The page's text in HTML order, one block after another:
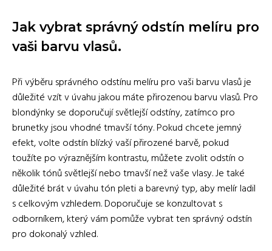
Jak vybrat správný odstín melíru pro
vaši barvu vlasů.
Při výběru správného odstínu melíru pro vaši barvu vlasů je
důležité vzít v úvahu jakou máte přirozenou barvu vlasů. Pro
blondýnky se doporučují světlejší odstíny, zatímco pro
brunetky jsou vhodné tmavší tóny. Pokud chcete jemný
efekt, volte odstín blízký vaší přirozené barvě, pokud
toužíte po výraznějším kontrastu, můžete zvolit odstín o
několik tónů světlejší nebo tmavší než vaše vlasy. Je také
důležité brát v úvahu tón pleti a barevný typ, aby melír ladil
s celkovým vzhledem. Doporučuje se konzultovat s
odborníkem, který vám pomůže vybrat ten správný odstín
pro dokonalý vzhled.